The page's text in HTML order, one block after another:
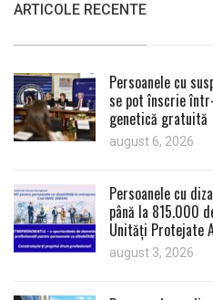
ARTICOLE RECENTE
Persoanele cu
se pot înscrie
genetică gratuită
august 6, 2026
Persoanele cu
până la 815.000
Unități Protejate
august 3, 2026